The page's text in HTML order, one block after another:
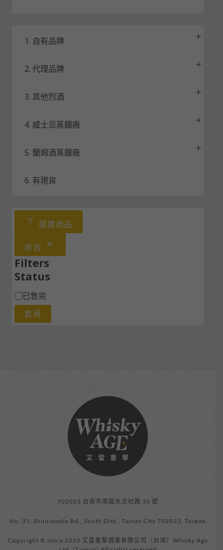
1. 自有品牌
2. 代理品牌
3. 其他烈酒
4. 威士忌蒸餾廠
5. 蘭姆酒蒸餾廠
6. 有現貨
篩選商品
收合
Filters
Status
已售完
套用
702023 台南市南區水交社路 35 號
No. 35, Shuijiaoshe Rd., South Dist., Tainan City 702023, Taiwan
Copyright © since 2019 艾雷重擊酒業有限公司（台灣）Whisky Age